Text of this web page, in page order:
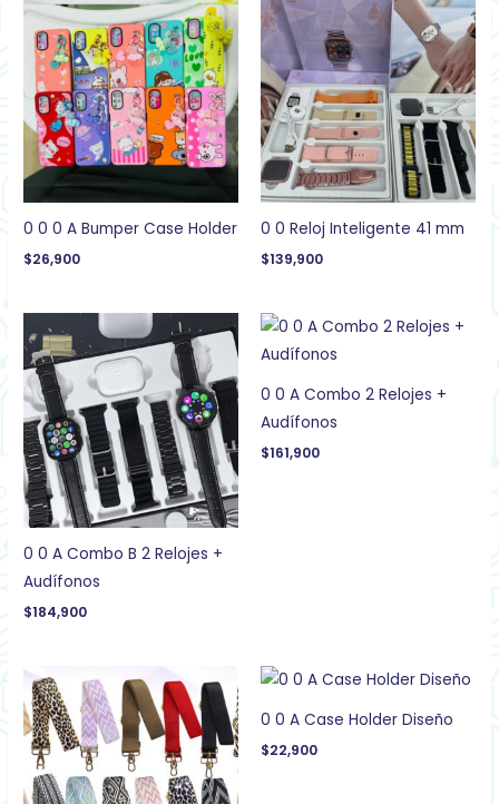
0 0 0 A Bumper Case Holder
$26,900
0 0 Reloj Inteligente 41 mm
$139,900
0 0 A Combo B 2 Relojes +
Audífonos
$184,900
0 0 A Combo 2 Relojes +
Audífonos
$161,900
0 0 A Case Holder Diseño
$22,900